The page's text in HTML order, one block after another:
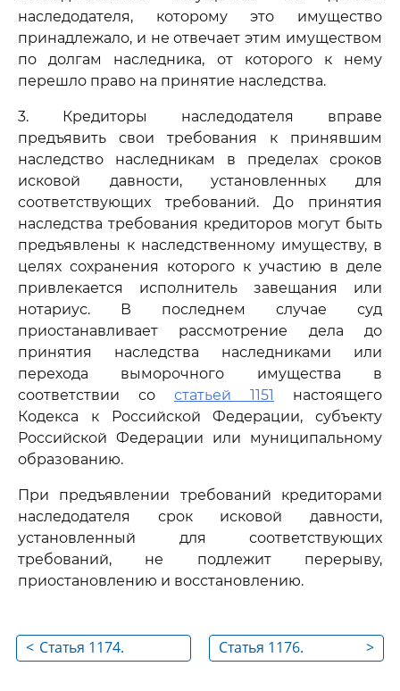
наследодателя, которому это имущество
принадлежало, и не отвечает этим имуществом
по долгам наследника, от которого к нему
перешло право на принятие наследства.
3. Кредиторы наследодателя вправе
предъявить свои требования к принявшим
наследство наследникам в пределах сроков
исковой давности, установленных для
соответствующих требований. До принятия
наследства требования кредиторов могут быть
предъявлены к наследственному имуществу, в
целях сохранения которого к участию в деле
привлекается исполнитель завещания или
нотариус. В последнем случае суд
приостанавливает рассмотрение дела до
принятия наследства наследниками или
перехода выморочного имущества в
соответствии со статьей 1151
настоящего
Кодекса к Российской Федерации, субъекту
Российской Федерации или муниципальному
образованию.
При предъявлении требований кредиторами
наследодателя срок исковой давности,
установленный для соответствующих
требований, не подлежит перерыву,
приостановлению и восстановлению.
< Статья 1174.
>
Статья 1176.